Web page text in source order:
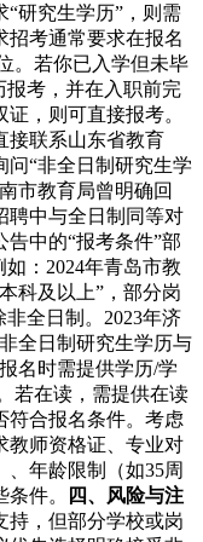
“研究生学历”，则需
招考通常要求在报名
。若你已入学但未毕
报考，并在入职前完
，则可直接报考。
接联系山东省教育
问“非全日制研究生学
市教育局曾明确回
聘中与全日制同等对
中的“报考条件”部
：2024年青岛市教
科及以上”，部分岗
全日制。2023年济
全日制研究生学历与
名时需提供学历/学
若在读，需提供在读
符合报名条件。考虑
教师资格证、专业对
、年龄限制（如35周
件。
四、风险与注
持，但部分学校或岗